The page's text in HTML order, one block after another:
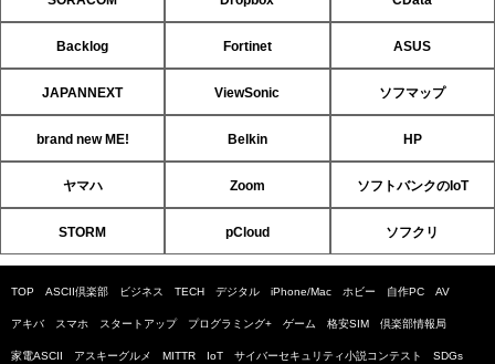
Backlog Fortinet ASUS
JAPANNEXT ViewSonic ソフマップ
brand new ME! Belkin HP
ヤマハ Zoom ソフトバンクのIoT
STORM pCloud ソフクリ
TOP ASCII倶楽部 ビジネス TECH デジタル iPhone/Mac ホビー 自作PC AV
アキバ スマホ スタートアップ プログラミング+ ゲーム 格安SIM 倶楽部情報局
家電ASCII アスキーグルメ MITTR IoT サイバーセキュリティ小説コンテスト SDGs